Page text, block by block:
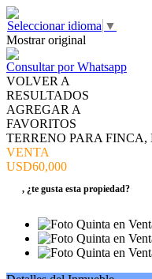
Seleccionar idioma ▼
Mostrar original
Consultar por Whatsapp
VOLVER A
RESULTADOS
AGREGAR A
FAVORITOS
TERRENO PARA
VENTA
USD60,000
, ¿te gusta esta propiedad?